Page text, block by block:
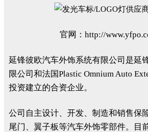
官网：http://
延锋彼欧汽车外饰系统有限公司是延
限公司和法国Plastic Omnium Auto
投资建立的合资企业。
公司自主设计、开发、制造和销售保
尾门、翼子板等汽车外饰零部件。目